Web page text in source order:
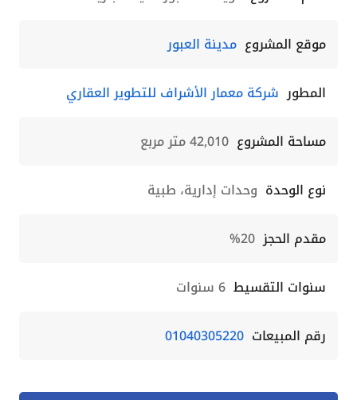
موقع المشروع مدينة العبور
المطور شركة معمار الأشراف للتطوير العقاري
مساحة المشروع 42,010 متر مربع
نوع الوحدة وحدات إدارية، طبية
مقدم الحجز 20%
سنوات التقسيط 6 سنوات
رقم المبيعات 01040305220